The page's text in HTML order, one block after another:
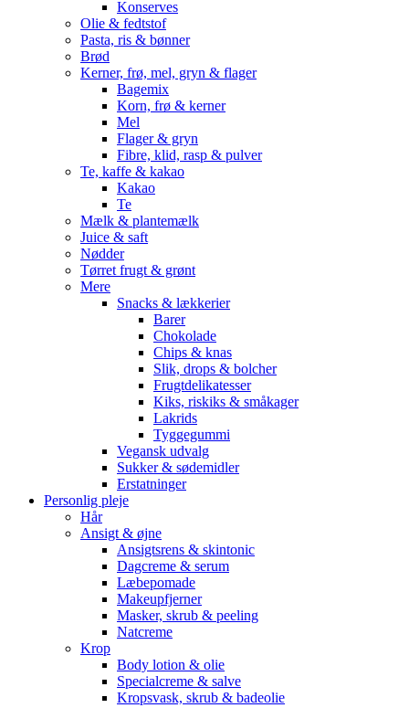
Konserves
Olie & fedtstof
Pasta, ris & bønner
Brød
Kerner, frø, mel, gryn & flager
Bagemix
Korn, frø & kerner
Mel
Flager & gryn
Fibre, klid, rasp & pulver
Te, kaffe & kakao
Kakao
Te
Mælk & plantemælk
Juice & saft
Nødder
Tørret frugt & grønt
Mere
Snacks & lækkerier
Barer
Chokolade
Chips & knas
Slik, drops & bolcher
Frugtdelikatesser
Kiks, riskiks & småkager
Lakrids
Tyggegummi
Vegansk udvalg
Sukker & sødemidler
Erstatninger
Personlig pleje
Hår
Ansigt & øjne
Ansigtsrens & skintonic
Dagcreme & serum
Læbepomade
Makeupfjerner
Masker, skrub & peeling
Natcreme
Krop
Body lotion & olie
Specialcreme & salve
Kropsvask, skrub & badeolie